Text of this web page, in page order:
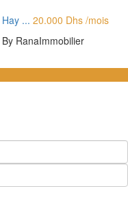
... 20.000 Dhs /mois
RanaImmobilier